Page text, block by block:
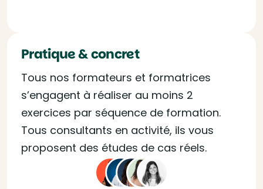
Pratique & concret
Tous nos formateurs et formatrices
s’engagent à réaliser au moins 2
exercices par séquence de formation.
Tous consultants en activité, ils vous
proposent des études de cas réels.